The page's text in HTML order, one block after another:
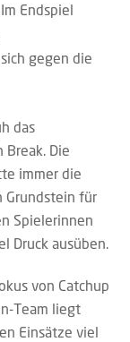
Endspiel
gegen die
das
Break. Die
immer die
für
Spielerinnen
Druck ausüben.
von Catchup
Team liegt
Einsätze viel